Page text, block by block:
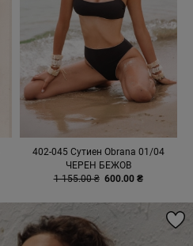
402-045 Сутиен Obrana 01/04
ЧЕРЕН БЕЖОВ
1 155.00 ₴ 600.00 ₴